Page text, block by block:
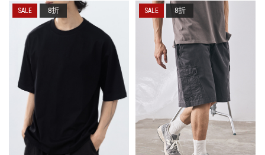
8折 8折